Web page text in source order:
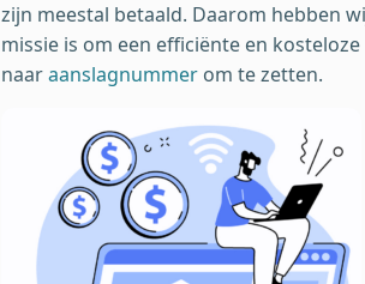
zijn meestal betaald. Daarom hebben
missie is om een efficiënte en
naaraanslagnummer om te zetten.